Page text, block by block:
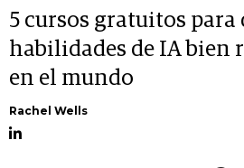
5 cursos gratuitos
habilidades de IA bien
en el mundo
Rachel Wells